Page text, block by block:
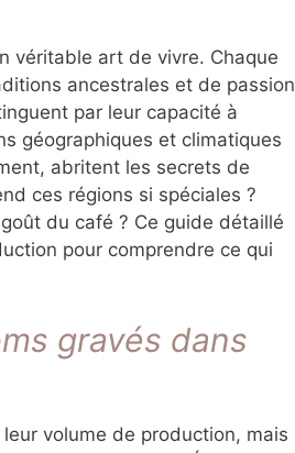
véritable art de vivre. Chaque
ancestrales et de passion
par leur capacité à
géographiques et climatiques
abritent les secrets de
ces régions si spéciales ?
du café ? Ce guide détaillé
pour comprendre ce qui
gravés dans
volume de production, mais